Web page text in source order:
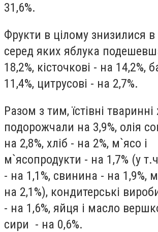
31,6%.
Фрукти в цілому знизилися в
серед яких яблука
18,2%, кісточкові - на 14,2%,
11,4%, цитрусові - на 2,7%.
Разом з тим, їстівні
подорожчали на 3,9%, олія
на 2,8%, хліб - на 2%, м`ясо і
м`ясопродукти - на 1,7% (у
- на 1,1%, свинина - на 1,9%,
на 2,1%), кондитерські
- на 1,6%, яйця і масло
сири - на 0,6%.